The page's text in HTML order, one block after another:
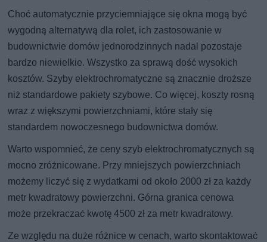
Choć automatycznie przyciemniające się okna mogą być
wygodną alternatywą dla rolet, ich zastosowanie w
budownictwie domów jednorodzinnych nadal pozostaje
bardzo niewielkie. Wszystko za sprawą dość wysokich
kosztów. Szyby elektrochromatyczne są znacznie droższe
niż standardowe pakiety szybowe. Co więcej, koszty rosną
wraz z większymi powierzchniami, które stały się
standardem nowoczesnego budownictwa domów.
Warto wspomnieć, że ceny szyb elektrochromatycznych są
mocno zróżnicowane. Przy mniejszych powierzchniach
możemy liczyć się z wydatkami od około 2000 zł za każdy
metr kwadratowy powierzchni. Górna granica cenowa
może przekraczać kwotę 4500 zł za metr kwadratowy.
Ze względu na duże różnice w cenach, warto skontaktować